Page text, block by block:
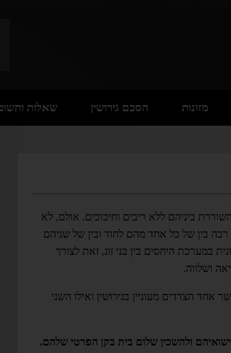
מזונות הסכם גירושין שאלות
ביניהם ללא ריבים וחיכוכים. אולם, לא
רבה בין של כל אחד מהם לחוד ובין של שניהם
במערכת היחסים בין בני זוג, זאת לצורך
ושלווה.
אחד הצדדים מעוניין בגירושין ואילו השני
ולהשכין שלום בית בקן הפרטי שלהם.